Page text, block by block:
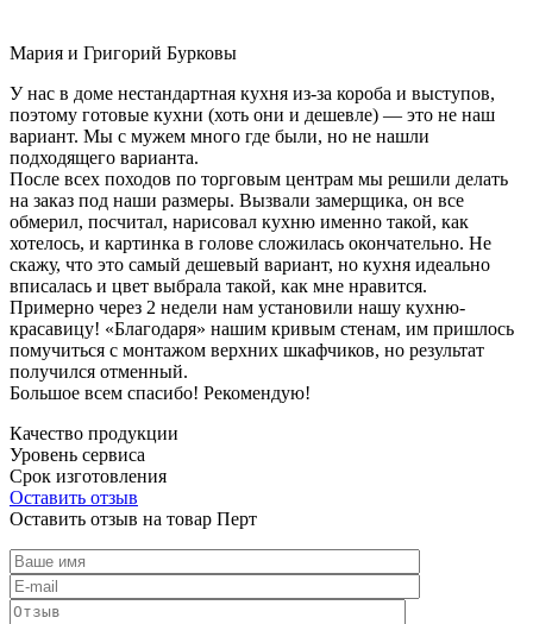
Мария и Григорий Бурковы
У нас в доме нестандартная кухня из-за короба и выступов,
поэтому готовые кухни (хоть они и дешевле) — это не наш
вариант. Мы с мужем много где были, но не нашли
подходящего варианта.
После всех походов по торговым центрам мы решили делать
на заказ под наши размеры. Вызвали замерщика, он все
обмерил, посчитал, нарисовал кухню именно такой, как
хотелось, и картинка в голове сложилась окончательно. Не
скажу, что это самый дешевый вариант, но кухня идеально
вписалась и цвет выбрала такой, как мне нравится.
Примерно через 2 недели нам установили нашу кухню-
красавицу! «Благодаря» нашим кривым стенам, им пришлось
помучиться с монтажом верхних шкафчиков, но результат
получился отменный.
Большое всем спасибо! Рекомендую!
Качество продукции
Уровень сервиса
Срок изготовления
Оставить отзыв
Оставить отзыв на товар Перт